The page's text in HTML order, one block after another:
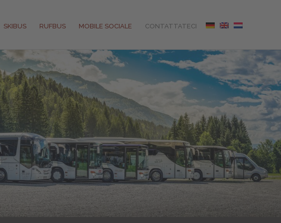
SKIBUS RUFBUS MOBILE SOCIALE CONTATTATECI